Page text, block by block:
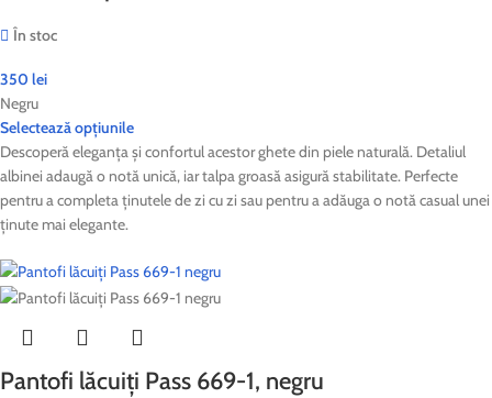
În stoc
350 lei
Negru
Selectează opțiunile
Descoperă eleganța și confortul acestor ghete din piele naturală. Detaliul
albinei adaugă o notă unică, iar talpa groasă asigură stabilitate. Perfecte
pentru a completa ținutele de zi cu zi sau pentru a adăuga o notă casual unei
ținute mai elegante.
Pantofi lăcuiți Pass 669-1, negru